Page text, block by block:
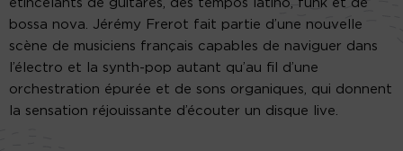
étincelants de guitares, des tempos latino, funk et de
bossa nova. Jérémy Frerot fait partie d’une nouvelle
scène de musiciens français capables de naviguer dans
l’électro et la synth-pop autant qu’au fil d’une
orchestration épurée et de sons organiques, qui donnent
la sensation réjouissante d’écouter un disque live.